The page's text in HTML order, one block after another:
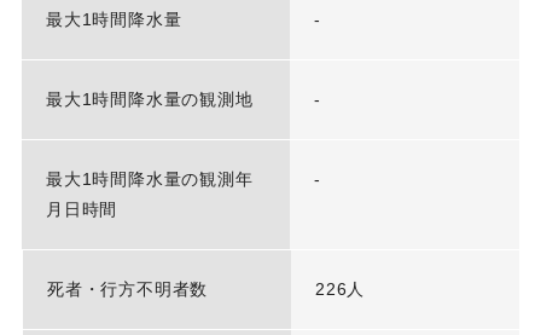
最大1時間降水量 -
最大1時間降水量の観測地 -
最大1時間降水量の観測年
月日時間
-
死者・行方不明者数 226人